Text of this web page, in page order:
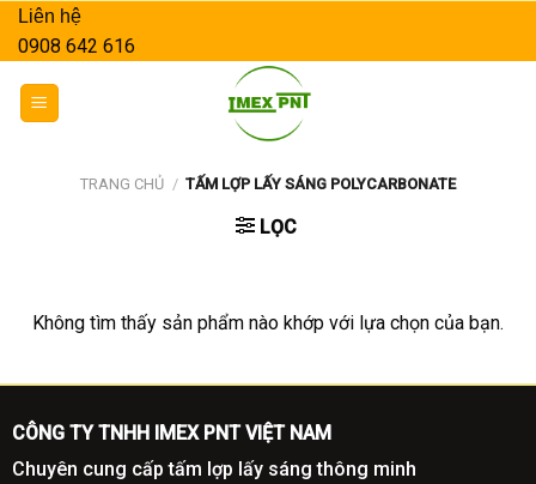
SkipLiên hệ
0908 642 616
TRANG CHỦ / TẤM LỢP LẤY SÁNG POLYCARBONATE
LỌC
Không tìm thấy sản phẩm nào khớp với lựa chọn của bạn.
CÔNG TY TNHH IMEX PNT VIỆT NAM
Chuyên cung cấp tấm lợp lấy sáng thông minh